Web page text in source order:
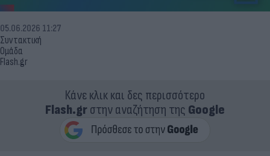
Συντακτική
Ομάδα
Flash.gr
05.06.2026 11:27
Κάνε κλικ και δες περισσότερο
Flash.grστην αναζήτηση της Google